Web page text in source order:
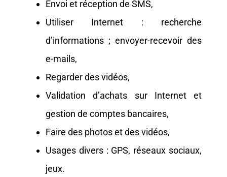
Envoi et réception de SMS,
Utiliser Internet : recherche
d’informations ; envoyer-recevoir des
e-mails,
Regarder des vidéos,
Validation d’achats sur Internet et
gestion de comptes bancaires,
Faire des photos et des vidéos,
Usages divers : GPS, réseaux sociaux,
jeux.